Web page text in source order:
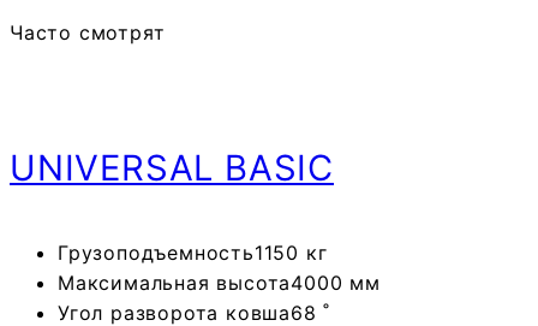
Часто смотрят
UNIVERSAL BASIC
Грузоподъемность1150 кг
Максимальная высота4000 мм
Угол разворота ковша68 ˚